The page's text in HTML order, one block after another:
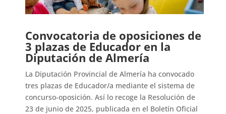
Convocatoria de oposiciones de
3 plazas de Educador en la
Diputación de Almería
La Diputación Provincial de Almería ha convocado
tres plazas de Educador/a mediante el sistema de
concurso-oposición. Así lo recoge la Resolución de
23 de junio de 2025, publicada en el Boletín Oficial